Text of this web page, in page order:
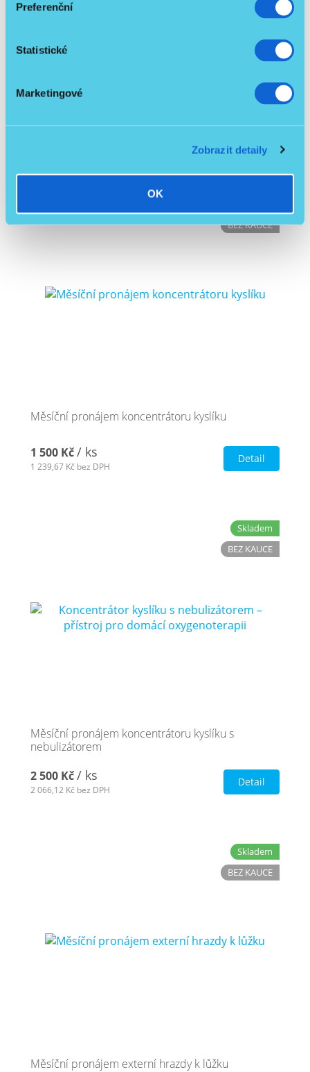
Preferenční
Statistické
Marketingové
Zobrazit detaily
OK
Měsíční pronájem mobilního koncentrátoru kyslíku
4 500 Kč/ ks
BEZ KAUCE
Měsíční pronájem koncentrátoru kyslíku
1 500 Kč/ ks
1 239,67 Kč bez DPH
Detail
Skladem
BEZ KAUCE
Měsíční pronájem koncentrátoru kyslíku s
nebulizátorem
2 500 Kč/ ks
2 066,12 Kč bez DPH
Detail
Skladem
BEZ KAUCE
Měsíční pronájem externí hrazdy k lůžku